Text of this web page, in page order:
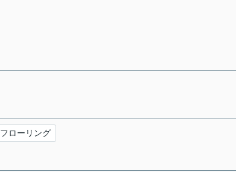
フローリング